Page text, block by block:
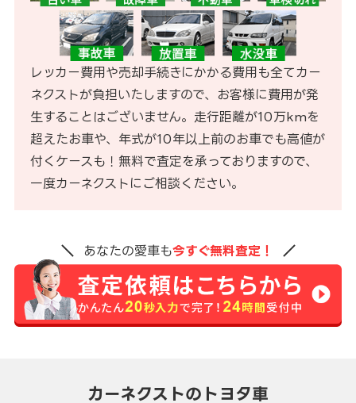
レッカー費用や売却手続きにかかる費用も全てカー
ネクストが負担いたしますので、お客様に費用が発
生することはございません。走行距離が10万kmを
超えたお車や、年式が10年以上前のお車でも高値が
付くケースも！無料で査定を承っておりますので、
一度カーネクストにご相談ください。
あなたの愛車も今すぐ無料査定！
カーネクストのトヨタ車